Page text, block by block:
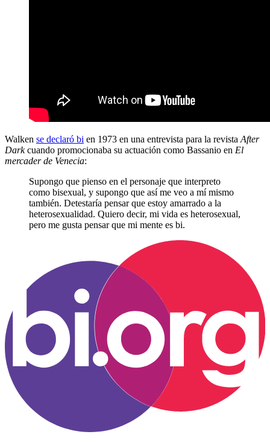
Walken se declaró bi en 1973 en una entrevista para la revista After
Darkcuando promocionaba su actuación como Bassanio en El
mercader de Venecia:
Supongo que pienso en el personaje que interpreto
como bisexual, y supongo que así me veo a mí mismo
también. Detestaría pensar que estoy amarrado a la
heterosexualidad. Quiero decir, mi vida es heterosexual,
pero me gusta pensar que mi mente es bi.